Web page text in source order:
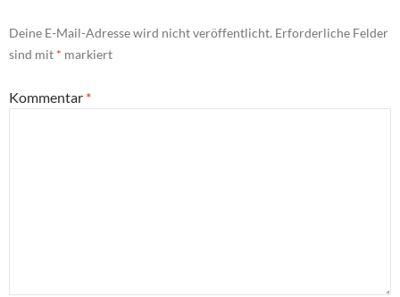
Deine E-Mail-Adresse wird nicht veröffentlicht. Erforderliche Felder
sind mit * markiert
Kommentar *